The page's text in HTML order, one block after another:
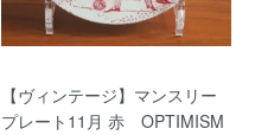
【ヴィンテージ】マンスリー
プレート11月 赤 OPTIMISM